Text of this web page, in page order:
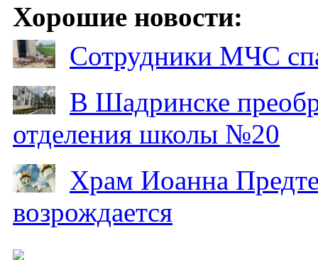
Хорошие новости:
Сотрудники МЧС
В Шадринске
отделения школы №20
Храм Иоанна
возрождается